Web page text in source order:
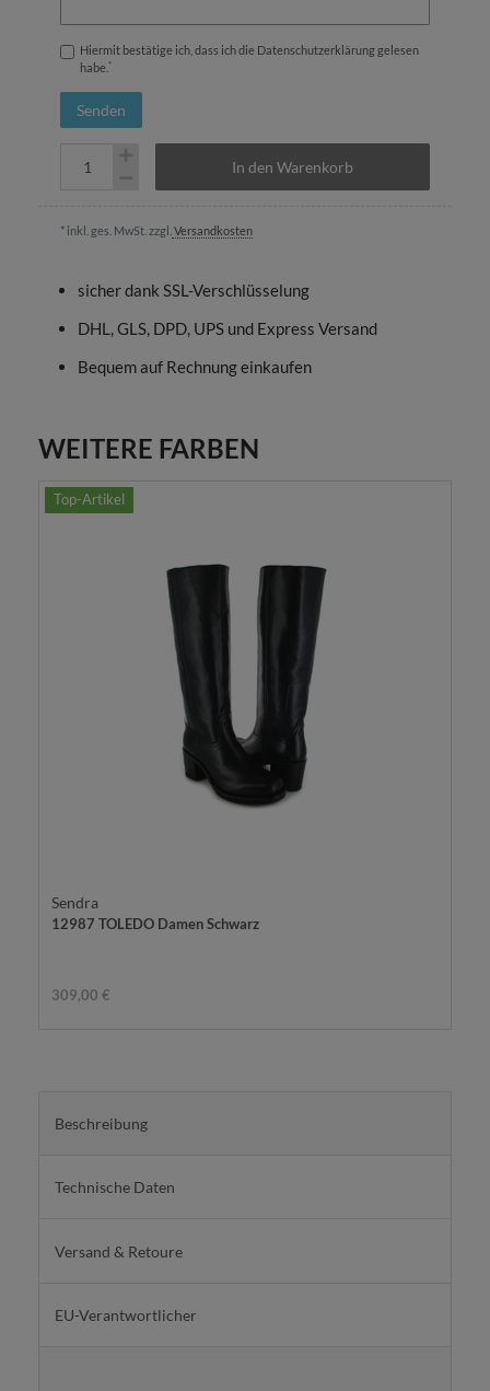
Hiermit bestätige ich, dass ich die Daten­schutz­erklärunggelesen
habe. *
Senden
In den Warenkorb
* inkl. ges. MwSt. zzgl. Versandkosten
sicher dank SSL-Verschlüsselung
DHL, GLS, DPD, UPS und Express Versand
Bequem auf Rechnung einkaufen
WEITERE FARBEN
Top-Artikel
Sendra
12987 TOLEDO Damen Schwarz
309,00 €
Beschreibung
Technische Daten
Versand & Retoure
EU-Verantwortlicher